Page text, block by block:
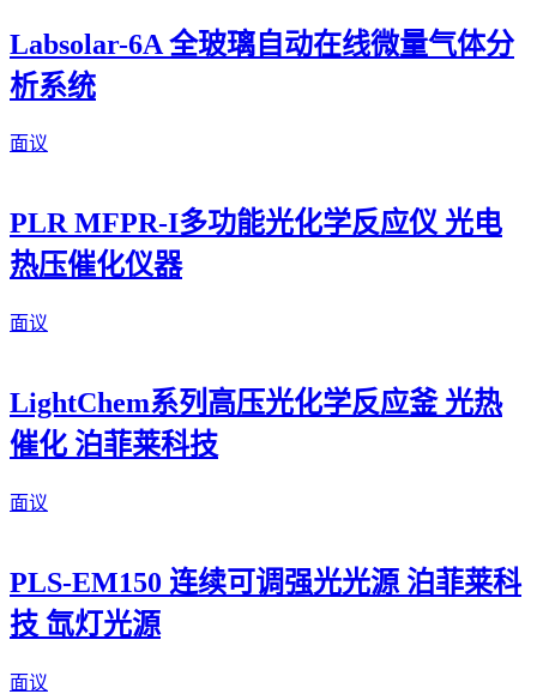
Labsolar-6A 全玻璃自动在线微量气体分
析系统
面议
PLR MFPR-I多功能光化学反应仪 光电
热压催化仪器
面议
LightChem系列高压光化学反应釜 光热
催化 泊菲莱科技
面议
PLS-EM150 连续可调强光光源 泊菲莱科
技 氙灯光源
面议